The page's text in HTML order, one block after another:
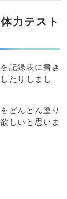
力テスト
記録表に書き
たりしまし
どんどん塗り
しいと思いま